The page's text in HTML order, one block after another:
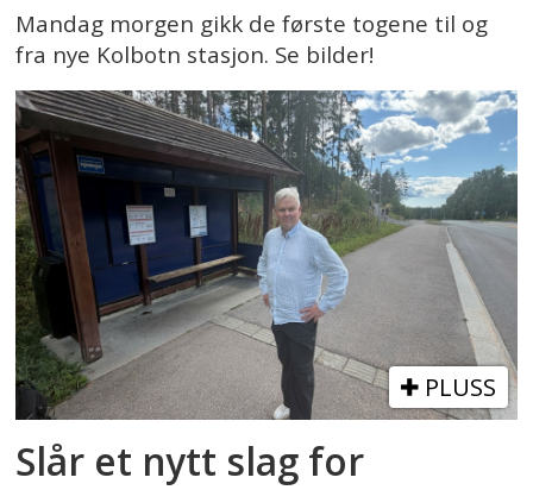
Mandag morgen gikk de første togene til og
fra nye Kolbotn stasjon. Se bilder!
PLUSS
Slår et nytt slag for